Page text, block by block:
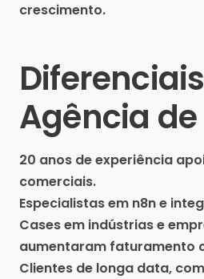
crescimento.
Agência de
20 anos de experiência
comerciais.
Especialistas em n8n e
Cases em indústrias e
aumentaram faturamento
Clientes de longa data,